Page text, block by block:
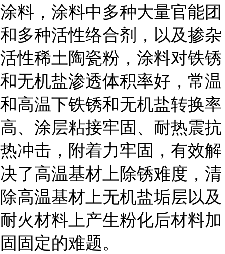
涂料，涂料中多种大量官能团
和多种活性络合剂，以及掺杂
活性稀土陶瓷粉，涂料对铁锈
和无机盐渗透体积率好，常温
和高温下铁锈和无机盐转换率
高、涂层粘接牢固、耐热震抗
热冲击，附着力牢固，有效解
决了高温基材上除锈难度，清
除高温基材上无机盐垢层以及
耐火材料上产生粉化后材料加
固固定的难题。